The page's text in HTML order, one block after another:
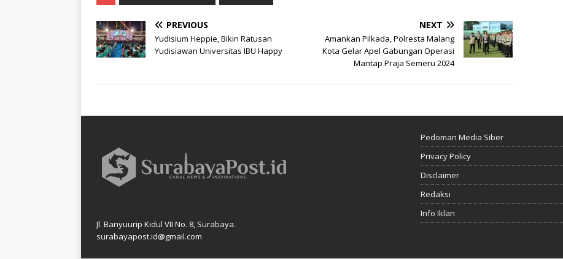
PREVIOUS
Yudisium Heppie, Bikin Ratusan
Yudisiawan Universitas IBU Happy
NEXT
Amankan Pilkada, Polresta Malang
Kota Gelar Apel Gabungan Operasi
Mantap Praja Semeru 2024
Jl. Banyuurip Kidul VII No. 8, Surabaya.
surabayapost.id@gmail.com
Pedoman Media Siber
Privacy Policy
Disclaimer
Redaksi
Info Iklan